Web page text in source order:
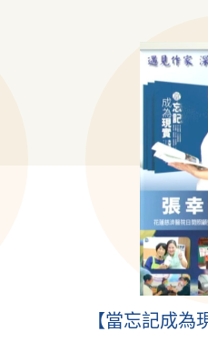
【當忘記成為